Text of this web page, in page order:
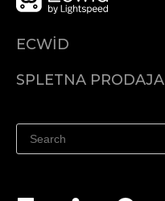
ECWID
SPLETNA PRODAJA
Prodaja na Instagramu